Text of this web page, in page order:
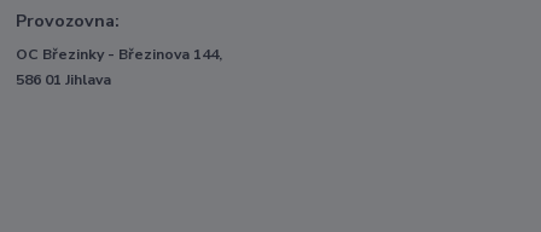
Provozovna:
OC Březinky - Březinova 144,
586 01 Jihlava